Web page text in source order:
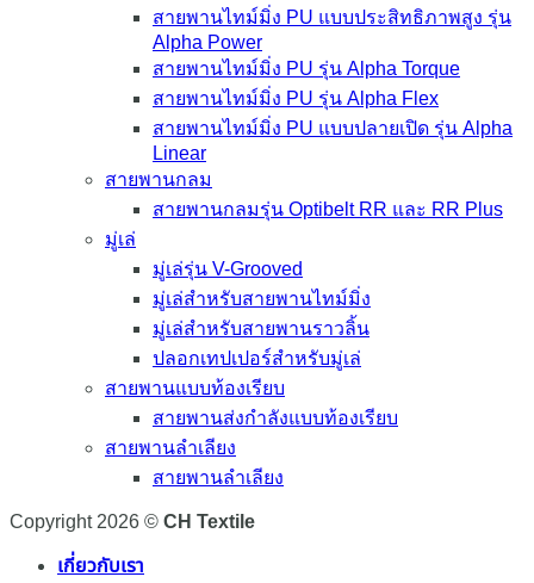
สายพานไทม์มิ่ง PU แบบประสิทธิภาพสูง รุ่น
Alpha Power
สายพานไทม์มิ่ง PU รุ่น Alpha Torque
สายพานไทม์มิ่ง PU รุ่น Alpha Flex
สายพานไทม์มิ่ง PU แบบปลายเปิด รุ่น Alpha
Linear
สายพานกลม
สายพานกลมรุ่น Optibelt RR และ RR Plus
มู่เล่
มู่เล่รุ่น V-Grooved
มู่เล่สำหรับสายพานไทม์มิ่ง
มู่เล่สำหรับสายพานราวลิ้น
ปลอกเทปเปอร์สำหรับมู่เล่
สายพานแบบท้องเรียบ
สายพานส่งกำลังแบบท้องเรียบ
สายพานลำเลียง
สายพานลำเลียง
Copyright 2026 © CH Textile
เกี่ยวกับเรา